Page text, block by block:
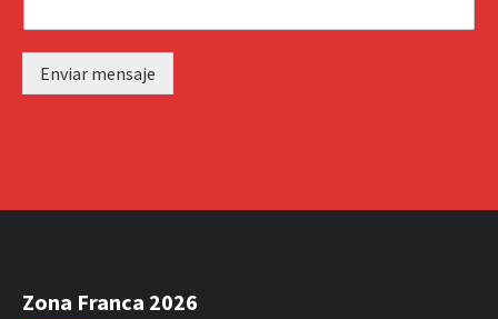
Enviar mensaje
Zona Franca 2026